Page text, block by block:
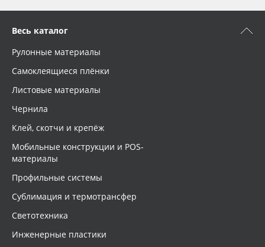
Весь каталог
Рулонные материалы
Самоклеящиеся плёнки
Листовые материалы
Чернила
Клей, скотчи и крепёж
Мобильные конструкции и POS-
материалы
Профильные системы
Сублимация и термотрансфер
Светотехника
Инженерные пластики